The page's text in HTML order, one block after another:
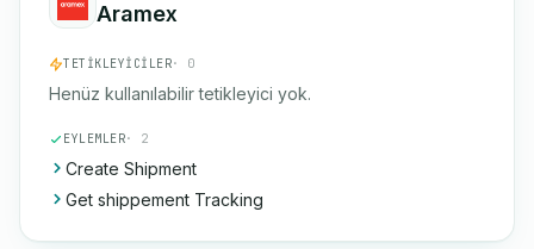
Aramex
TETIKLEYICILER· 0
Henüz kullanılabilir tetikleyici yok.
EYLEMLER· 2
Create Shipment
Get shippement Tracking